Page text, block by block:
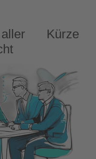
Kürze